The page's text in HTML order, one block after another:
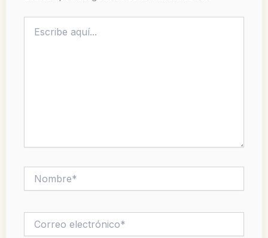
aquí...
electrónico*